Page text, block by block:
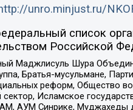
unro.minjust.ru/
список
Российской
Маджлисуль Шура
Братья-мусульмане,
реформ, Общество
Исламское
АУМ Синрике,